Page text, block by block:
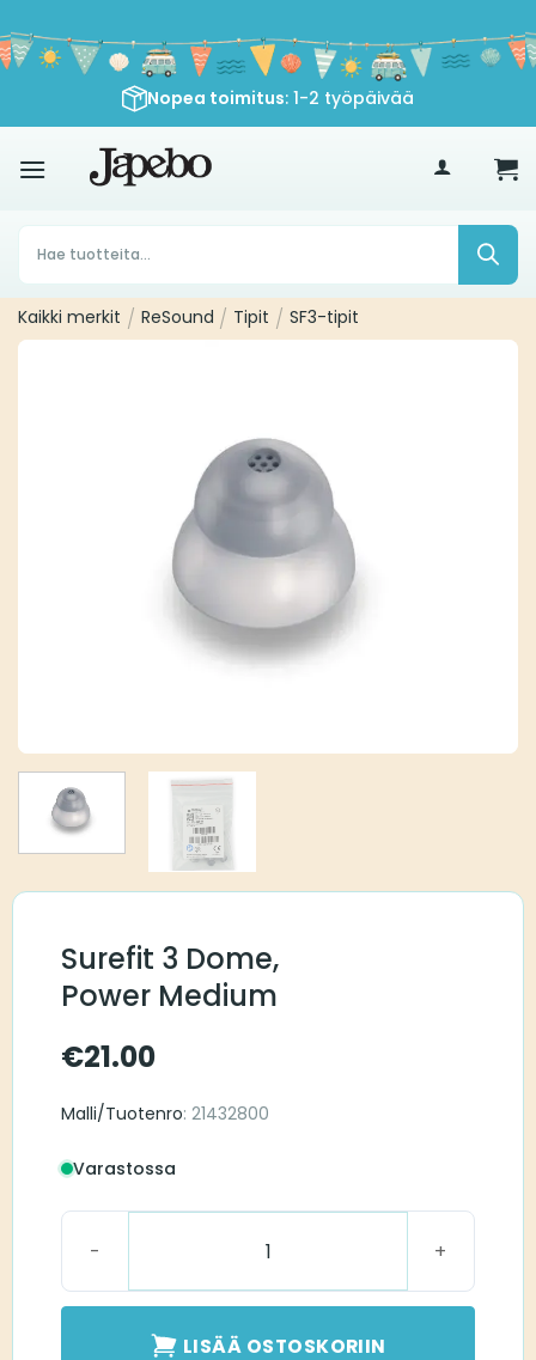
sisältöön
Nopea toimitus: 1-2 työpäivää
€ 35
Products
search
Kaikki merkit / ReSound / Tipit / SF3-tipit
Surefit 3 Dome,
Power Medium
€21.00
Malli/Tuotenro: 21432800
Varastossa
LISÄÄ OSTOSKORIIN